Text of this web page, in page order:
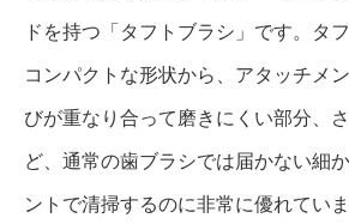
ドを持つ「タフトブラシ」です。タ
コンパクトな形状から、アタッチメ
びが重なり合って磨きにくい部分、
ど、通常の歯ブラシでは届かない細
ントで清掃するのに非常に優れてい